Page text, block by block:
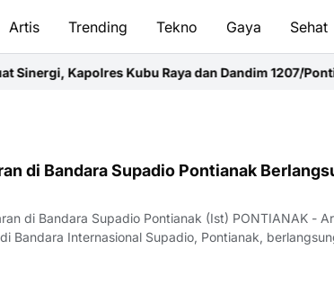
Artis Trending Tekno Gaya Sehat
Kapolres Kubu Raya dan Dandim 1207/
di Bandara Supadio Pontianak
di Bandara Supadio Pontianak (Ist) PONTIANAK -
Bandara Internasional Supadio, Pontianak,